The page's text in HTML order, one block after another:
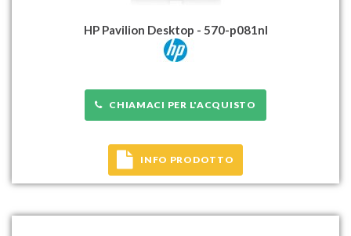
HP Pavilion Desktop - 570-p081nl
CHIAMACI PER L'ACQUISTO
INFO PRODOTTO